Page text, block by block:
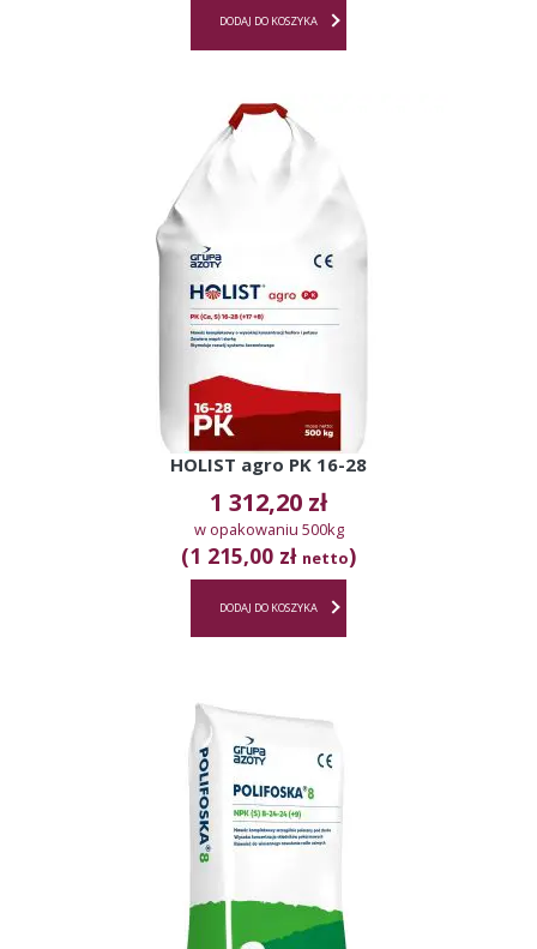
DODAJ DO KOSZYKA
HOLIST agro PK 16-28
1 312,20 zł
w opakowaniu 500kg
(1 215,00 zł netto)
DODAJ DO KOSZYKA